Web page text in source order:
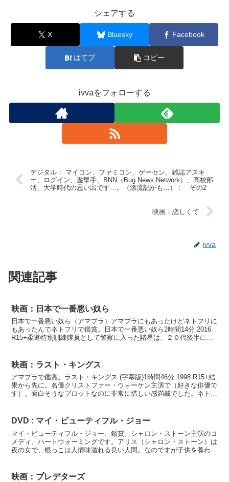
シェアする
X Bluesky Facebook
はてブ コピー
ivvaをフォローする
デジタル： マイコン、ファミコン、ゲーセン。雑誌アスキ
ー、ログイン、遊撃手、BNN（Bug News Network）、高校部
活、大学時代の思い出です…。（漂流記かも…）： その2
映画：恋しくて
ivva
関連記事
映画：日本で一番悪い奴ら
日本で一番悪い奴ら（アマプラ）アマプラにもあったけどネトフリに
もあったんでネトフリで鑑賞。日本で一番悪い奴ら2時間14分 2016
R15+柔道特別訓練隊員として警察に入った諸星は、２０代後半にな
映画：ラスト・キングス
アマプラで鑑賞。ラスト・キングス (字幕版)1時間46分 1998 R15+結
果から先に。名優クリストファー・ウォーケン主演で（好きな俳優で
す）。面白そうなプロットなのに非常に惜しい感満載でした。ネトフ
DVD : マイ・ビューティフル・ジョー
マイ・ビューティフル・ジョー、鑑賞。シャロン・ストーン主演のコ
メディ。ハートウォーミングです。アリス（シャロン・ストーン）は
夜の女で、根っこは人情味溢れる良い人間。なのですが子供を養わな
映画：プレデターズ